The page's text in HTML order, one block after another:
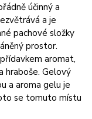
účinný a
a je
pachové složky
prostor.
aromat,
hraboše. Gelový
a aroma gelu je
se tomuto místu